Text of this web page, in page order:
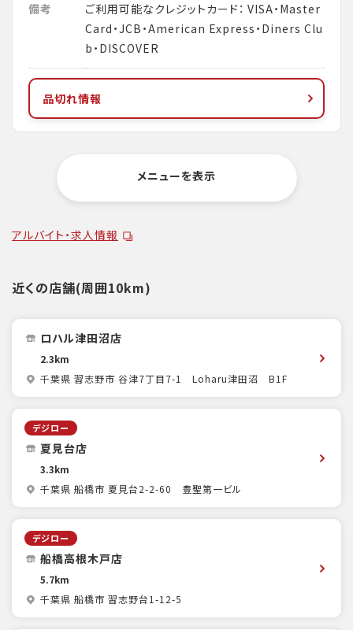
備考
ご利用可能なクレジットカード： VISA・Master
Card・JCB・American Express・Diners Clu
b・DISCOVER
品切れ情報
メニューを表示
アルバイト・求人情報
近くの店舗(周囲10km)
ロハル津田沼店
2.3km
千葉県 習志野市 谷津7丁目7-1 Loharu津田沼 B1F
デジロー
夏見台店
3.3km
千葉県 船橋市 夏見台2-2-60 豊聖第一ビル
デジロー
船橋高根木戸店
5.7km
千葉県 船橋市 習志野台1-12-5